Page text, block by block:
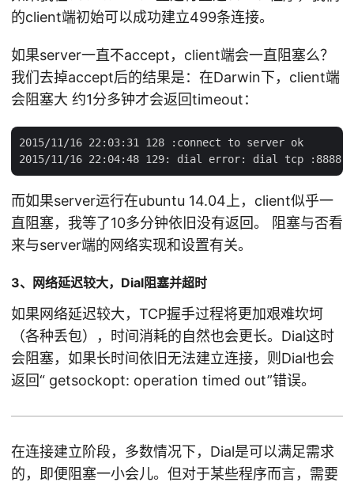
的client端初始可以成功建立499条连接。
如果server一直不accept，client端会一直阻塞么？
我们去掉accept后的结果是：在Darwin下，client端
会阻塞大 约1分多钟才会返回timeout：
2015/11/16 22:03:31 128 :connect to server ok
而如果server运行在ubuntu 14.04上，client似乎一
直阻塞，我等了10多分钟依旧没有返回。 阻塞与否看
来与server端的网络实现和设置有关。
3、网络延迟较大，Dial阻塞并超时
如果网络延迟较大，TCP握手过程将更加艰难坎坷
（各种丢包），时间消耗的自然也会更长。Dial这时
会阻塞，如果长时间依旧无法建立连接，则Dial也会
返回“ getsockopt: operation timed out”错误。
在连接建立阶段，多数情况下，Dial是可以满足需求
的，即便阻塞一小会儿。但对于某些程序而言，需要